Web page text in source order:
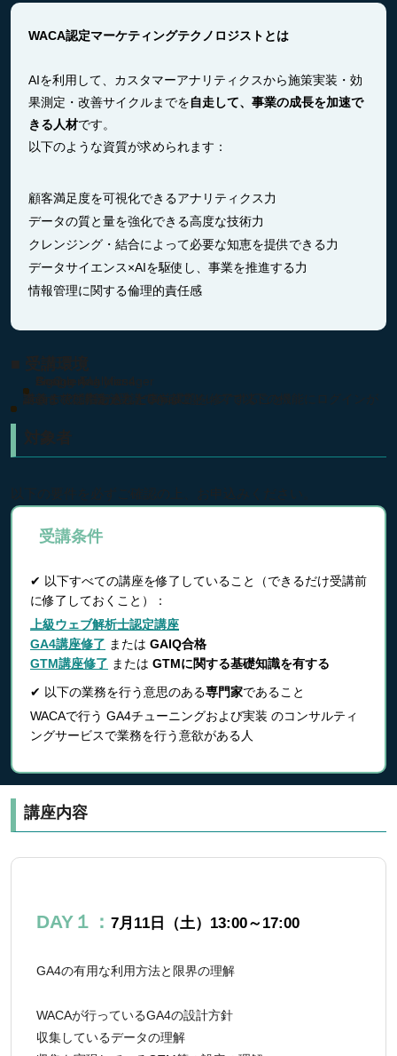
WACA認定マーケティングテクノロジストとは
AIを利用して、カスタマーアナリティクスから施策実装・効
果測定・改善サイクルまでを自走して、事業の成長を加速で
きる人材です。
以下のような資質が求められます：
顧客満足度を可視化できるアナリティクス力
データの質と量を強化できる高度な技術力
クレンジング・結合によって必要な知恵を提供できる力
データサイエンス×AIを駆使し、事業を推進する力
情報管理に関する倫理的責任感
■ 受講環境
講義までに申し込んだGmailアドレスで以下の機能にログインができる状態にあること
Google Tag Manager
Google Analytics4
BigQuery
Analog 4 U
講義までに指定された事前課題を修了すること
Zoomでの講義が受講できること
対象者
以下の要件を必ずご確認の上、お申込みください。
受講条件
✔ 以下すべての講座を修了していること（できるだけ受講前
に修了しておくこと）：
上級ウェブ解析士認定講座
GA4講座修了 または GAIQ合格
GTM講座修了 または GTMに関する基礎知識を有する
✔ 以下の業務を行う意思のある専門家であること
WACAで行う GA4チューニングおよび実装 のコンサルティ
ングサービスで業務を行う意欲がある人
講座内容
DAY１： 7月11日（土）13:00～17:00
GA4の有用な利用方法と限界の理解
WACAが行っているGA4の設計方針
収集しているデータの理解